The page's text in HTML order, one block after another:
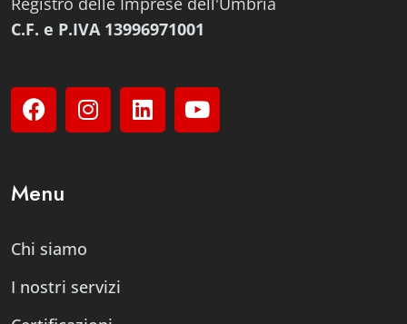
C.F. e P.IVA 13996971001
Menu
Chi siamo
I nostri servizi